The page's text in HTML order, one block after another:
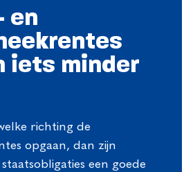
en
iets minder
richting de
opgaan, dan zijn
een goede